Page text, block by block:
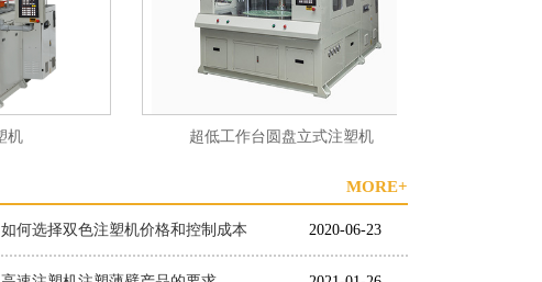
超低工作台圆盘立式注塑机
MORE+
如何选择双色注塑机价格和控制成本 2020-06-23